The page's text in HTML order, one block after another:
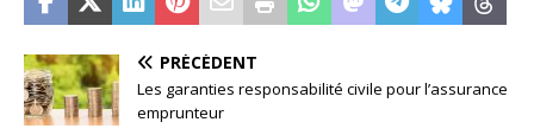
PRÉCÉDENT
Les garanties responsabilité civile pour l’assurance
emprunteur